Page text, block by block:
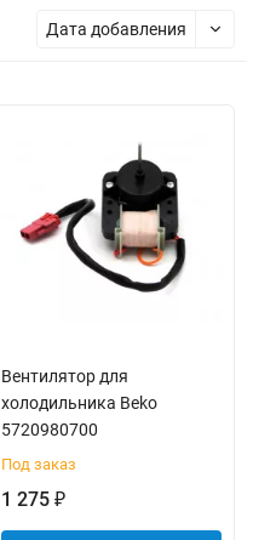
Дата добавления
Вентилятор для
холодильника Beko
5720980700
Под заказ
1 275 ₽